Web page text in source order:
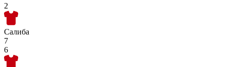
2
Салиба
7
6